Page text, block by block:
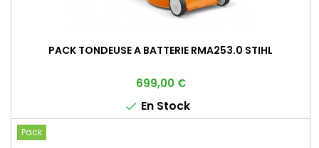
PACK TONDEUSE A BATTERIE RMA253.0 STIHL
Prix
699,00 €
 En Stock
Pack